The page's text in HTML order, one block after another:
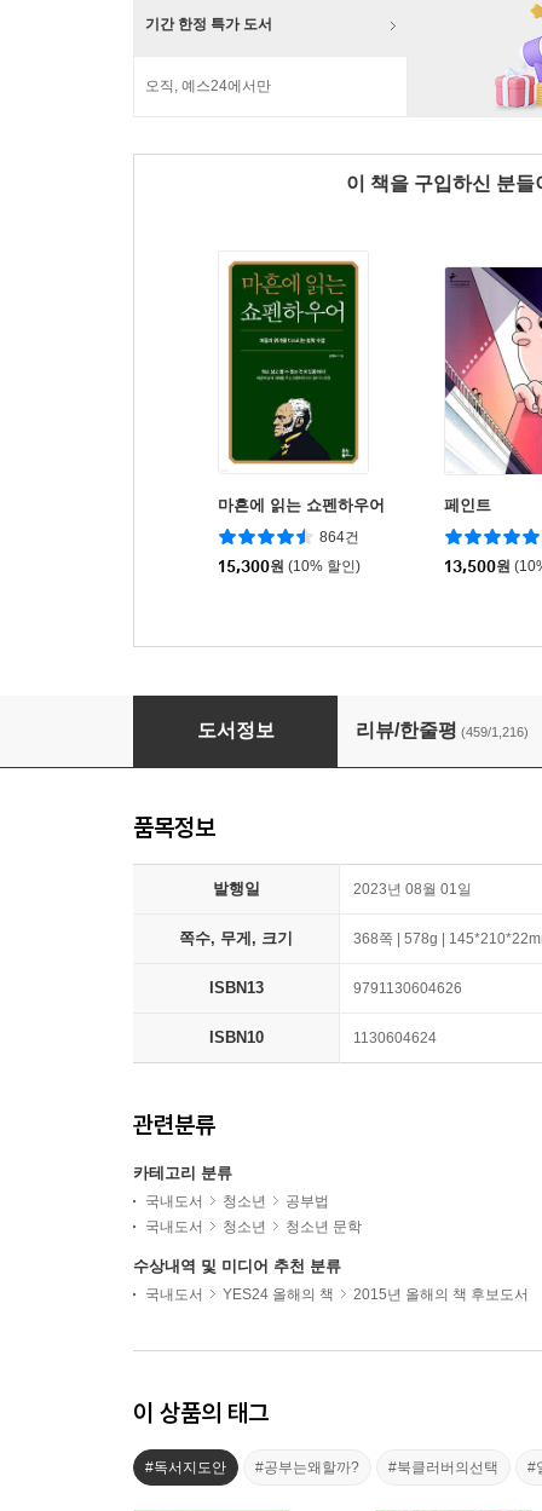
기간 한정 특가 도서
오직, 예스24에서만
이 책을 구입하신 분
마흔에 읽는 쇼펜하우어
864건
15,300원 (10% 할인)
페인트
13,500원
이토록 공부가 재미있어지는 순간
도서정보 리뷰/한줄평 (459/1,216)
품목정보
발행일 2023년 08월 01일
쪽수, 무게, 크기 368쪽 | 578g |
ISBN13 9791130604626
ISBN10 1130604624
관련분류
카테고리 분류
국내도서 청소년
공부법
국내도서
청소년 청소년 문학
수상내역 및 미디어 추천 분류
국내도서 YES24 올해의 책 2015년 올해의 책 후보도서
이 상품의 태그
#독서지도안 #공부는왜할까? #북클러버의선택 #